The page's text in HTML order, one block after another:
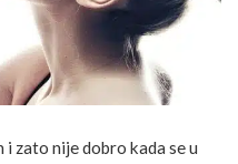
zato nije dobro kada se u